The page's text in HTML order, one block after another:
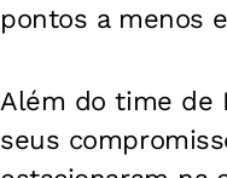
pontos a menos
Além do time de
seus